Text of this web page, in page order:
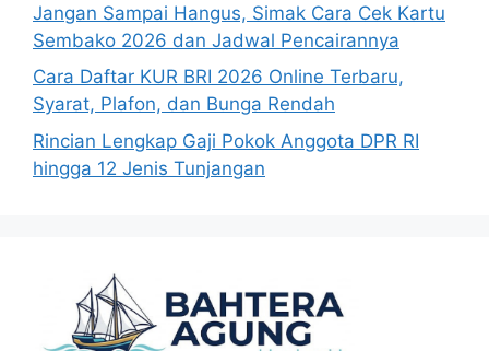
Jangan Sampai Hangus, Simak Cara Cek Kartu
Sembako 2026 dan Jadwal Pencairannya
Cara Daftar KUR BRI 2026 Online Terbaru,
Syarat, Plafon, dan Bunga Rendah
Rincian Lengkap Gaji Pokok Anggota DPR RI
hingga 12 Jenis Tunjangan